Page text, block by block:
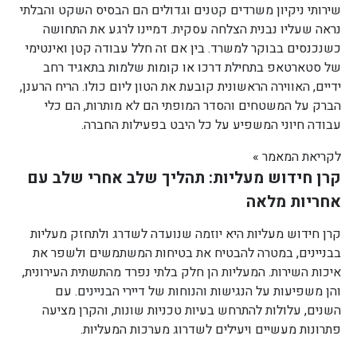
שירותי ניקיון משרדים קטנים וגדולים הם הבסיס השקט והבלתי
נראה שעליו נבנית הצלחה עסקית. דמיינו לרגע את התחושה
כשנכנסים בבוקר למשרד. בין אם זה חלל עבודה קטן ואינטימי
של סטארטאפ בתחילת דרכו או קומות שלמות בתאגיד רחב
ידיים, האווירה הראשונית קובעת את הטון ליום כולו. הריח הרענן,
הברק על המשטחים והסדר המופתי הם לא מותרות, הם כלי
עבודה חיוני המשפיע על כל היבט בפעילות החברה.
לקריאת המאמר »
קרן חידוש מעליות: תהליך שלב אחרי שלב עם
אחריות מלאה
קרן חידוש מעליות היא יוזמה שנועדה לשדרג ולתחזק מעליות
בבניינים, במטרה להבטיח את בטיחות המשתמשים ולשפר את
איכות השירות. המעליות הן חלק בלתי נפרד מהתשתית העירונית,
והן משפיעות על הנגישות והנוחות של דיירי הבניינים. עם
השנים, עלולות להתרחש בעיות טכניות שונות, והקרן מציעה
פתרונות מעשיים ויעילים לשדרוג מערכות המעליות.